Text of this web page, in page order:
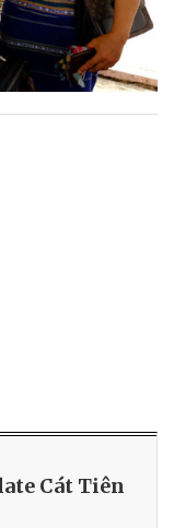
Cát Tiên